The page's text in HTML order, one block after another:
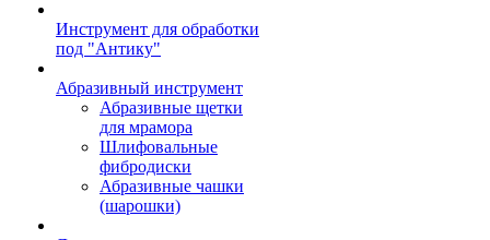
Инструмент для обработки
под "Антику"
Абразивный инструмент
Абразивные щетки
для мрамора
Шлифовальные
фибродиски
Абразивные чашки
(шарошки)